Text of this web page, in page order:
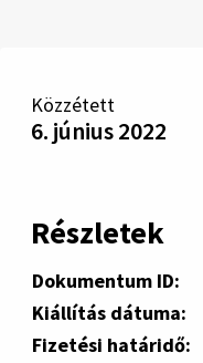
Közzétett
6. június 2022
Részletek
Dokumentum ID:
Kiállítás dátuma:
Fizetési határidő: